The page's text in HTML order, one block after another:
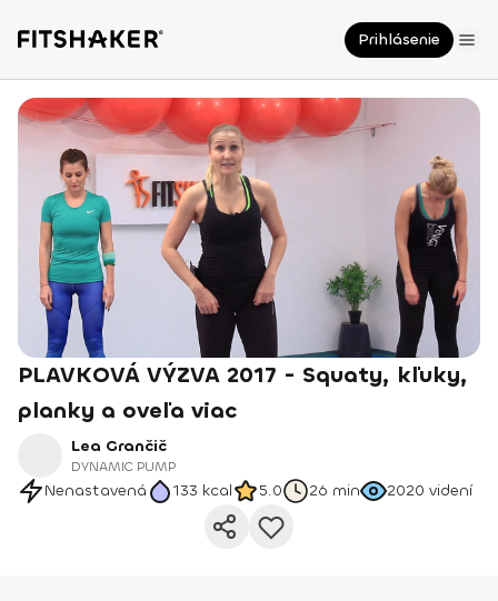
Prihlásenie
PLAVKOVÁ VÝZVA 2017 - Squaty, kľuky,
planky a oveľa viac
Lea Grančič
DYNAMIC PUMP
Nenastavená 133 kcal 5.0 26 min 2020 videní